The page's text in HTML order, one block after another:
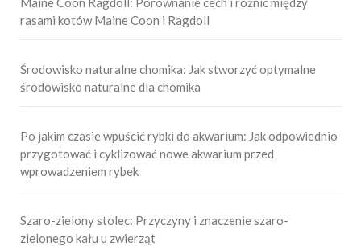
rasami kotów Maine Coon i Ragdoll
Środowisko naturalne chomika: Jak stworzyć optymalne
środowisko naturalne dla chomika
Po jakim czasie wpuścić rybki do akwarium: Jak odpowiednio
przygotować i cyklizować nowe akwarium przed
wprowadzeniem rybek
Szaro-zielony stolec: Przyczyny i znaczenie szaro-
zielonego kału u zwierząt